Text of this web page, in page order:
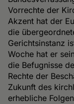
Vorrechte der
Akzent hat der
die
Gerichtsinstanz
Woche hat er
die Befugnisse
Rechte der
Zukunft des
erhebliche